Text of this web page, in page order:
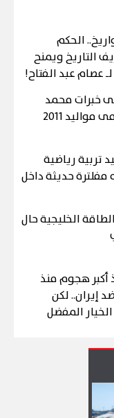
الحكم
التاريخ ويمنح
عصام عبد الفتاح!
خبرات محمد
2011
تربية رياضية
حديثة داخل
الخليجية حال
أكبر هجوم منذ
إيران.. لكن
المفضل